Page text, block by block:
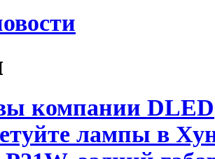
компании DLED
лампы в